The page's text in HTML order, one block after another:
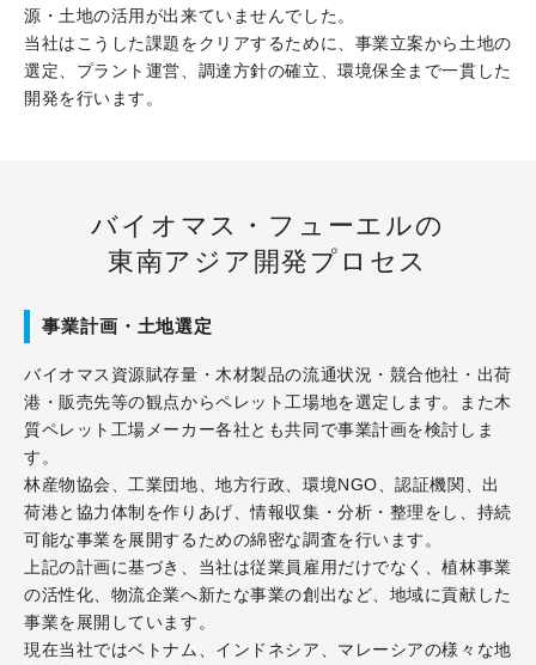
源・土地の活用が出来ていませんでした。
当社はこうした課題をクリアするために、事業立案から土地の
選定、プラント運営、調達方針の確立、環境保全まで一貫した
開発を行います。
バイオマス・フューエルの
東南アジア開発プロセス
事業計画・土地選定
バイオマス資源賦存量・木材製品の流通状況・競合他社・出荷
港・販売先等の観点からペレット工場地を選定します。また木
質ペレット工場メーカー各社とも共同で事業計画を検討しま
す。
林産物協会、工業団地、地方行政、環境NGO、認証機関、出
荷港と協力体制を作りあげ、情報収集・分析・整理をし、持続
可能な事業を展開するための綿密な調査を行います。
上記の計画に基づき、当社は従業員雇用だけでなく、植林事業
の活性化、物流企業へ新たな事業の創出など、地域に貢献した
事業を展開しています。
現在当社ではベトナム、インドネシア、マレーシアの様々な地